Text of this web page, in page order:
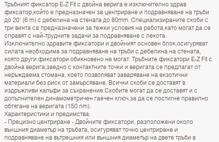
Тръбният фиксатор E-Z Fit с двойна верига е изключително здрав
фиксатор,който е предназначен за центриране и подравняване на тръби
до 20' (6 m) с дебелина на стената до 80mm. Специализираните скоби с
три винта са предназначени за тежки условия на работа,като могат да се
справят с най-трудните задачи за подравняване с лекота.
Изключително здравите фиксатори и двойният основен блок,осигуряват
силата необходима за подравняване на тръби с дебелина на стената,
която други фиксатори обикновено не могат. Тръбните фиксатори E-Z Fit с
двойна верига,заедно с контактните точки и веригата се предлагат от
неръждаема стомана, което позволяват заваряване на екзотични
материали без риск от замърсяване. Всички скоби се доставят в
издръжливи калъфи за съхранение.Скобите могат да се доставят и с
допълнителен динамометричен гаечен ключ,за да се постигне правилно
обтягане на веригата (150 nm).
Характеристики и предимства:
- Прецизно центриране - Двойните фиксатори, разположени около
външния диаметър на тръбата, осигуряват точно центриране и
подравняване на вътрешния или външния диаметър на двете тръби в